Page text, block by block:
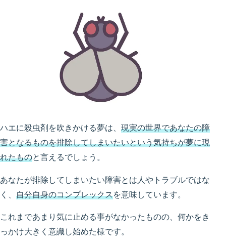
ハエに殺虫剤を吹きかける夢は、 現実の世界であなたの障
害となるものを排除してしまいたいという気持ちが夢に現
れたものと言えるでしょう。
あなたが排除してしまいたい障害とは人やトラブルではな
く、 自分自身のコンプレックスを意味しています。
これまであまり気に止める事がなかったものの、何かをき
っかけ大きく意識し始めた様です。